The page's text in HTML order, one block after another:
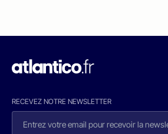
RECEVEZ NOTRE NEWSLETTER